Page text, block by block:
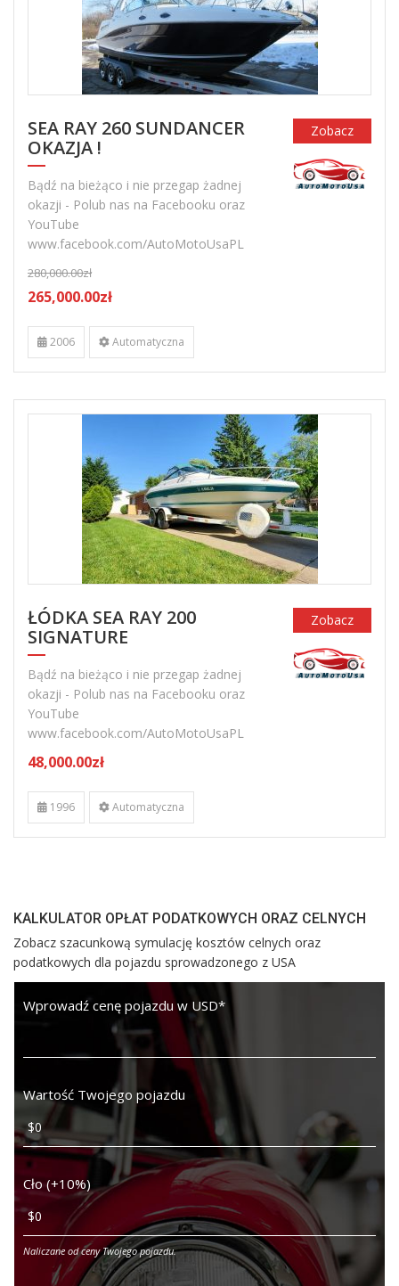
SEA RAY 260 SUNDANCER
OKAZJA !
Bądź na bieżąco i nie przegap żadnej
okazji - Polub nas na Facebooku oraz
YouTube
www.facebook.com/AutoMotoUsaPL
280,000.00zł
265,000.00zł
Zobacz
2006 Automatyczna
ŁÓDKA SEA RAY 200
SIGNATURE
Bądź na bieżąco i nie przegap żadnej
okazji - Polub nas na Facebooku oraz
YouTube
www.facebook.com/AutoMotoUsaPL
48,000.00zł
Zobacz
1996 Automatyczna
KALKULATOR OPŁAT PODATKOWYCH ORAZ CELNYCH
Zobacz szacunkową symulację kosztów celnych oraz
podatkowych dla pojazdu sprowadzonego z USA
Wprowadź cenę pojazdu w USD*
Wartość Twojego pojazdu
Cło (+10%)
Naliczane od ceny Twojego pojazdu.